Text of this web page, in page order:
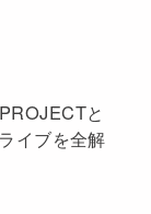
と
イブを全解